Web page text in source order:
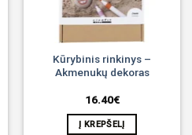
Kūrybinis rinkinys –
Akmenukų dekoras
16.40€
Į KREPŠELĮ